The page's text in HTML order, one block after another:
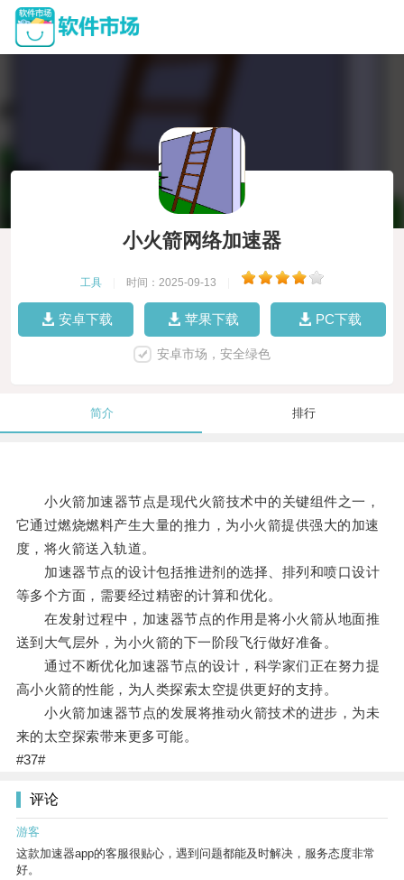
小火箭网络加速器
工具 时间：2025-09-13
安卓下载 苹果下载 PC下载
安卓市场，安全绿色
简介 排行
小火箭加速器节点是现代火箭技术中的关键组件之一，
它通过燃烧燃料产生大量的推力，为小火箭提供强大的加速
度，将火箭送入轨道。
加速器节点的设计包括推进剂的选择、排列和喷口设计
等多个方面，需要经过精密的计算和优化。
在发射过程中，加速器节点的作用是将小火箭从地面推
送到大气层外，为小火箭的下一阶段飞行做好准备。
通过不断优化加速器节点的设计，科学家们正在努力提
高小火箭的性能，为人类探索太空提供更好的支持。
小火箭加速器节点的发展将推动火箭技术的进步，为未
来的太空探索带来更多可能。
#37#
评论
游客
这款加速器app的客服很贴心，遇到问题都能及时解决，服务态度非常
好。